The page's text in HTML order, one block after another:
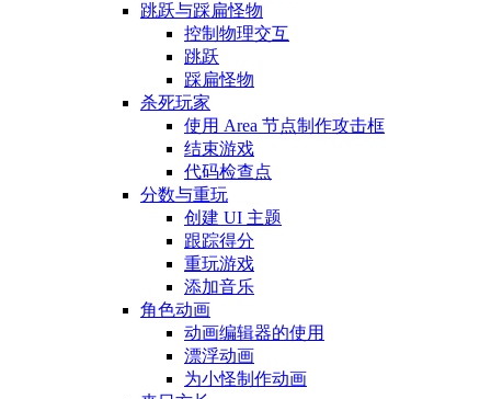
跳跃与踩扁怪物
控制物理交互
跳跃
踩扁怪物
杀死玩家
使用 Area 节点制作攻击框
结束游戏
代码检查点
分数与重玩
创建 UI 主题
跟踪得分
重玩游戏
添加音乐
角色动画
动画编辑器的使用
漂浮动画
为小怪制作动画